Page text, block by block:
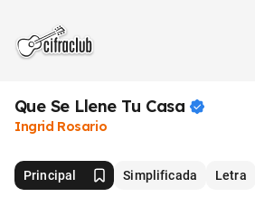
Que Se Llene Tu Casa
Ingrid Rosario
Principal Simplificada Letra